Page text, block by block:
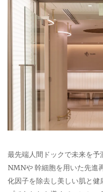
最先端人間ドックで未来を予
NMNや 幹細胞を用いた先進
化因子を除去し美しい肌と健